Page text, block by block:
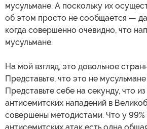
мусульмане. А поскольку их
об этом просто не сообщается —
когда совершенно очевидно, что
мусульмане.
На мой взгляд, это довольное
Представьте, что это не
Представьте себе на секунду, что
антисемитских нападений в
совершены методистами. Что у
антисемитских атак есть одна